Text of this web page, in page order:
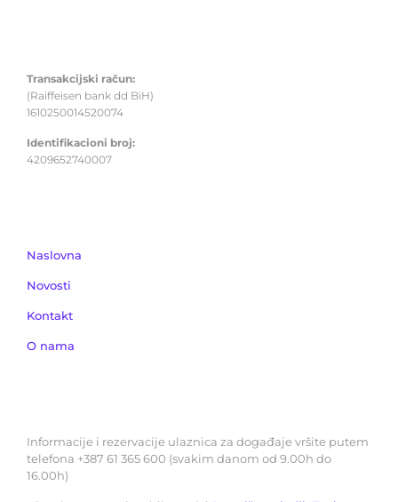
Transakcijski račun:
(Raiffeisen bank dd BiH)
1610250014520074
Identifikacioni broj:
4209652740007
Naslovna
Novosti
Kontakt
O nama
Informacije i rezervacije ulaznica za događaje vršite putem
telefona +387 61 365 600 (svakim danom od 9.00h do
16.00h)